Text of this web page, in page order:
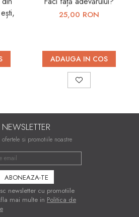
25,00 RON
ADAUGA IN COS
NEWSLETTER
si promotiile noastre
newsletter cu promotiile
mai multe in Politica de